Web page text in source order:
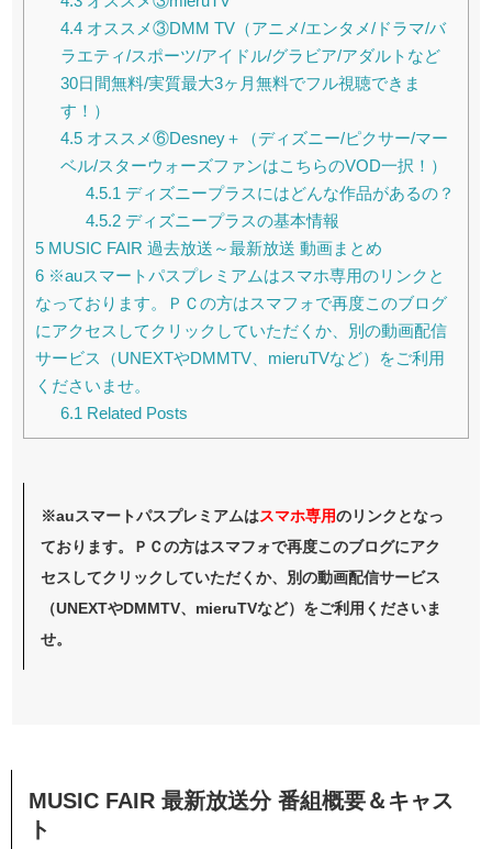
4.4オススメ③DMM TV（アニメ/エンタメ/ドラマ/バ
ラエティ/スポーツ/アイドル/グラビア/アダルトなど
30日間無料/実質最大3ヶ月無料でフル視聴できま
す！）
4.5オススメ⑥Desney＋（ディズニー/ピクサー/マー
ベル/スターウォーズファンはこちらのVOD一択！）
4.5.1 ディズニープラスにはどんな作品があるの？
4.5.2ディズニープラスの基本情報
5 MUSIC FAIR 過去放送～最新放送 動画まとめ
6 ※auスマートパスプレミアムはスマホ専用のリンクと
なっております。ＰＣの方はスマフォで再度このブログ
にアクセスしてクリックしていただくか、別の動画配信
サービス（UNEXTやDMMTV、mieruTVなど）をご利用
くださいませ。
6.1 Related Posts
※auスマートパスプレミアムはスマホ専用のリンクとなっ
ております。ＰＣの方はスマフォで再度このブログにアク
セスしてクリックしていただくか、別の動画配信サービス
（UNEXTやDMMTV、mieruTVなど）をご利用くださいま
せ。
MUSIC FAIR 最新放送分 番組概要＆キャス
ト